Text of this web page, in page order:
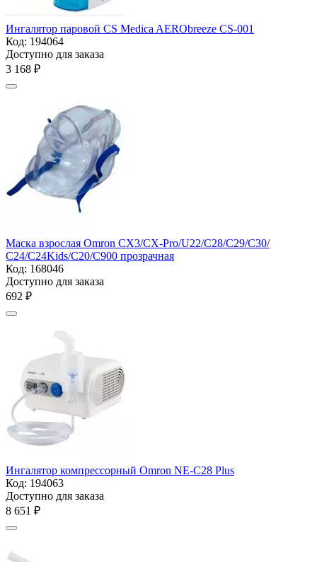
Ингалятор паровой CS Medica AERObreeze CS-001
Код: 194064
Доступно для заказа
3 168 ₽
Маска взрослая Omron СХ3/CX-Pro/U22/С28/С29/С30/
С24/C24Kids/С20/С900 прозрачная
Код: 168046
Доступно для заказа
‍692‍ ₽
Ингалятор компрессорный Omron NE-C28 Plus
Код: 194063
Доступно для заказа
8 651 ₽